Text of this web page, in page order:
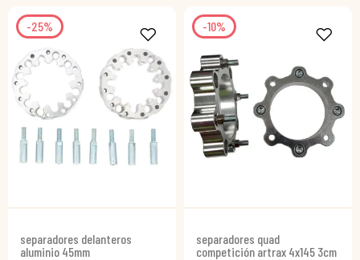
-25%
separadores delanteros
aluminio 45mm
-10%
separadores quad
competición artrax 4x145 3cm